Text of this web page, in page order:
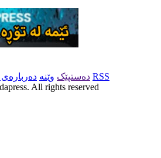
دەستپێک وێنە دەربارەی
RSS
All rights reserved